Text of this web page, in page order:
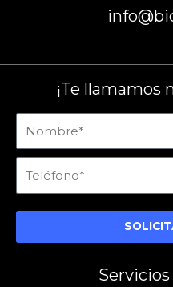
¡Te llamamos